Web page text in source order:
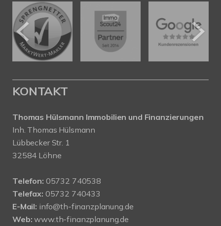
KONTAKT
Thomas Hülsmann Immobilien und Finanzierungen
Inh. Thomas Hülsmann
Lübbecker Str. 1
32584 Löhne
Telefon: 05732 740538
Telefax: 05732 740433
E-Mail: info@th-finanzplanung.de
Web: www.th-finanzplanung.de